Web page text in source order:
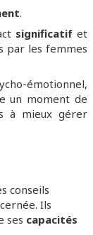
.
significatifet
par les femmes
émotionnel,
un moment de
à mieux gérer
conseils
Ils
ses capacités